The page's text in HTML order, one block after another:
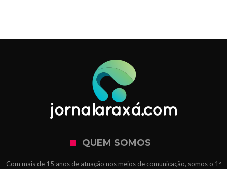
QUEM SOMOS
Com mais de 15 anos de atuação nos meios de comunicação, somos o 1º